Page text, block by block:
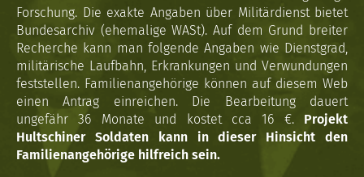
Forschung. Die exakte Angaben über Militärdienst bietet
Bundesarchiv (ehemalige WASt). Auf dem Grund breiter
Recherche kann man folgende Angaben wie Dienstgrad,
militärische Laufbahn, Erkrankungen und Verwundungen
feststellen. Familienangehörige können auf diesem Web
einen Antrag einreichen. Die Bearbeitung dauert
ungefähr 36 Monate und kostet cca 16 €. Projekt
Hultschiner Soldaten kann in dieser Hinsicht den
Familienangehörige hilfreich sein.